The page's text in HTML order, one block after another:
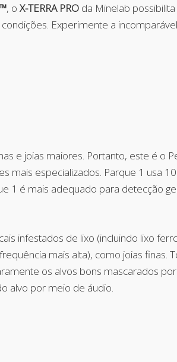
, o X-TERRA PRO da Minelab
Experimente a
e joias maiores. Portanto, este é o
mais especializados. Parque 1 usa
1 é mais adequado para detecção
infestados de lixo (incluindo lixo
mais alta), como joias
os alvos bons mascarados
alvo por meio de áudio.